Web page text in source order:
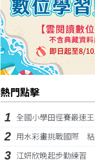
熱門點擊
1 全國小學田徑賽最速王楊
2 用水彩畫挑戰國際
3 江姸欣晚起步勤練習 全